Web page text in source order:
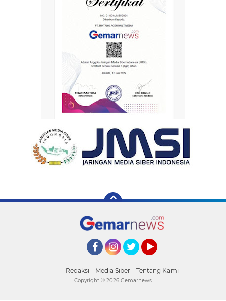
Redaksi Media Siber Tentang Kami
Copyright © 2026 Gemarnews